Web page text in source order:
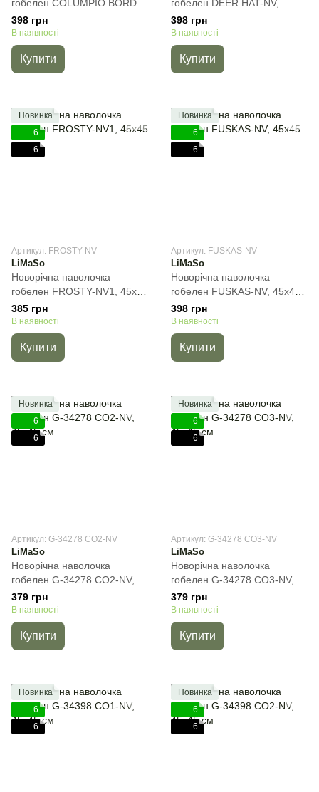
гобелен COLUMPIO BORDE-
NV1, 45х45 см
398 грн
В наявності
Купити
гобелен DEER HAT-NV,
45х45 см
398 грн
В наявності
Купити
Новинка
6
6
Артикул: FROSTY-NV
LiMaSo
Новорічна наволочка
гобелен FROSTY-NV1, 45х45
см
385 грн
В наявності
Купити
Новинка
6
6
Артикул: FUSKAS-NV
LiMaSo
Новорічна наволочка
гобелен FUSKAS-NV, 45х45
см
398 грн
В наявності
Купити
Новинка
6
6
Артикул: G-34278 CO2-NV
LiMaSo
Новорічна наволочка
гобелен G-34278 CO2-NV,
45х45 см
379 грн
В наявності
Купити
Новинка
6
6
Артикул: G-34278 CO3-NV
LiMaSo
Новорічна наволочка
гобелен G-34278 CO3-NV,
45х45 см
379 грн
В наявності
Купити
Новинка
6
6
Новинка
6
6